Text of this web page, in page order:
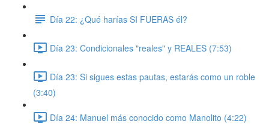
Día 22: ¿Qué harías SI FUERAS él?
Día 23: Condicionales "reales" y REALES (7:53)
Día 23: Si sigues estas pautas, estarás como un roble
(3:40)
Día 24: Manuel más conocido como Manolito (4:22)